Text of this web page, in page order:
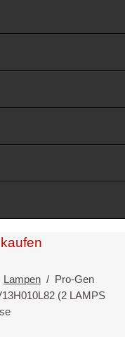
Lampen
Pro-Gen
(2 LAMPS